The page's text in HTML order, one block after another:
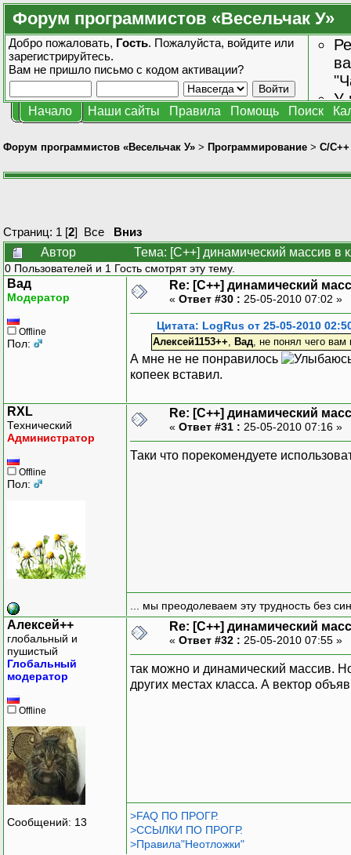
Форум программистов «Весельчак У»
Добро пожаловать, Гость. Пожалуйста, войдите или
зарегистрируйтесь.
Вам не пришло письмо с кодом активации?
У
Начало Наши сайты Правила Помощь Поиск
Форум программистов «Весельчак У» > Программирование > C/C++
Страниц: 1 [2] Все
Вниз
Автор
Тема: [C++] динамический массив в
0 Пользователей и 1 Гость смотрят эту тему.
Вад
Модератор
Offline
Пол:
Re: [C++] динамический
« Ответ #30 : 25-05-2010 07:02 »
Цитата: LogRus от 25-05-2010
Алексей1153++ Вад, не понял чего вам
А мне не не понравилось
копеек вставил.
RXL
Технический
Администратор
Offline
Пол:
Re: [C++] динамический
« Ответ #31 : 25-05-2010 07:16 »
Таки что порекомендуете
... мы преодолеваем эту трудность без
Алексей++
глобальный и
пушистый
Глобальный
модератор
Offline
Сообщений: 13
Re: [C++] динамический
« Ответ #32 : 25-05-2010 07:55 »
так можно и динамический массив.
других местах класса. А вектор
>FAQ ПО ПРОГР.
>ССЫЛКИ ПО ПРОГР.
>Правила"Неотложки"